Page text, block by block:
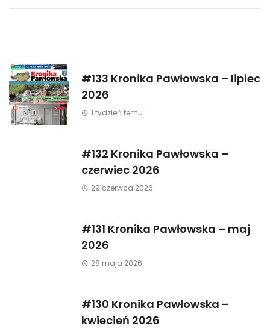
#133 Kronika Pawłowska – lipiec
2026
1 tydzień temu
#132 Kronika Pawłowska –
czerwiec 2026
29 czerwca 2026
#131 Kronika Pawłowska – maj
2026
28 maja 2026
#130 Kronika Pawłowska –
kwiecień 2026